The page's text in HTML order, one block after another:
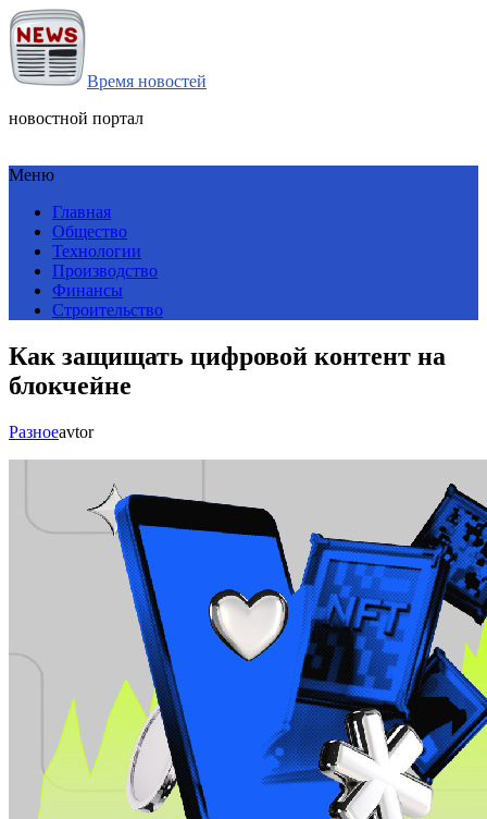
Время новостей
новостной портал
Меню
Главная
Общество
Технологии
Производство
Финансы
Строительство
Как защищать цифровой контент на
блокчейне
Разноеavtor